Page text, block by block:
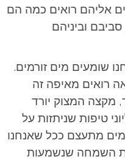
אליהם רואים כמה הם
וביניהם
שומעים מים זורמים.
רואים מאיפה זה
מקצה המצוק יורד
טיפות שניתזות על
מתעצם ככל שאנחנו
השמחה שנשמעות